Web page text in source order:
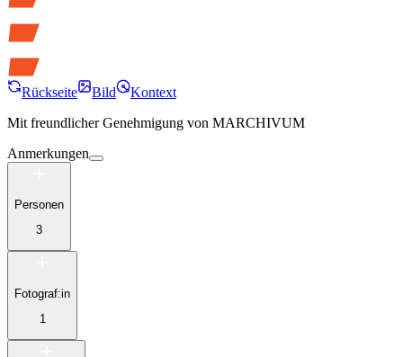
Rückseite Bild
Kontext
Mit freundlicher Genehmigung von MARCHIVUM
Anmerkungen
Personen
3
Fotograf:in
1